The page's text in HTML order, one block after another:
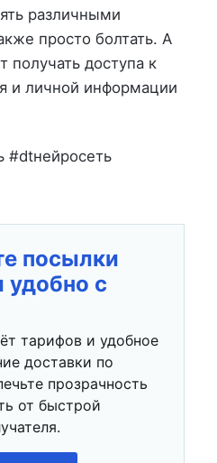
различными
просто болтать. А
получать доступа к
и личной информации
#dtнейросеть
посылки
удобно с
тарифов и удобное
доставки по
прозрачность
от быстрой